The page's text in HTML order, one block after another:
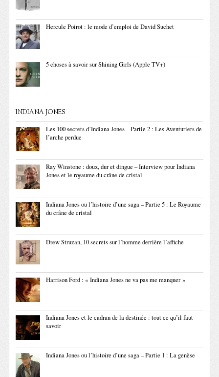
Hercule Poirot : le mode d’emploi de David Suchet
5 choses à savoir sur Shining Girls (Apple TV+)
INDIANA JONES
Les 100 secrets d’Indiana Jones – Partie 2 : Les Aventuriers de
l’arche perdue
Ray Winstone : doux, dur et dingue – Interview pour Indiana
Jones et le royaume du crâne de cristal
Indiana Jones ou l’histoire d’une saga – Partie 5 : Le Royaume
du crâne de cristal
Drew Struzan, 10 secrets sur l’homme derrière l’affiche
Harrison Ford : « Indiana Jones ne va pas me manquer »
Indiana Jones et le cadran de la destinée : tout ce qu’il faut
savoir
Indiana Jones ou l’histoire d’une saga – Partie 1 : La genèse